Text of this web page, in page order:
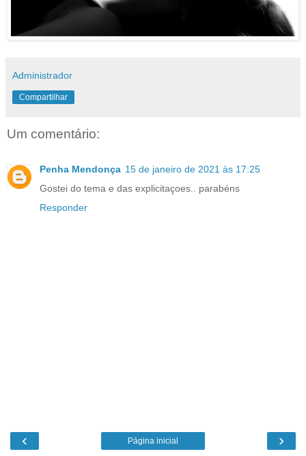
Administrador
Compartilhar
Um comentário:
Penha Mendonça 15 de janeiro de 2021 às 17:25
Gostei do tema e das explicitaçoes.. parabéns
Responder
‹ ›
Página inicial